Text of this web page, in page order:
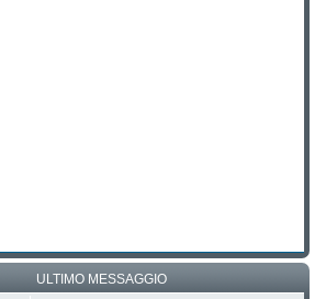
ULTIMO MESSAGGIO